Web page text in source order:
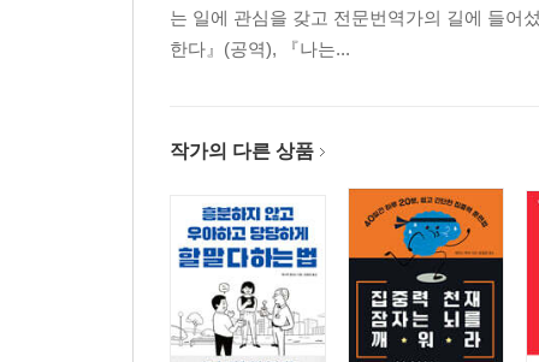
는 일에 관심을 갖고 전문번역가의 길에 들어
한다』(공역), 『나는...
작가의 다른 상품